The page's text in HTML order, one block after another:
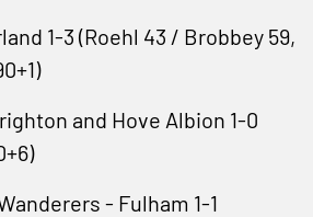
1-3 (Roehl ‌43 / Brobbey 59,
and Hove Albion 1-0
- Fulham 1-1